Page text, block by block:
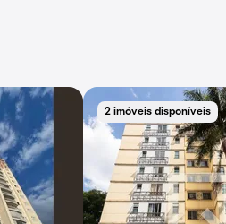
2 imóveis disponíveis